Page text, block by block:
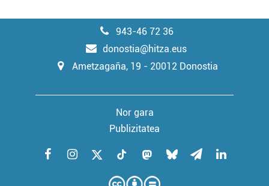
943-46 72 36
donostia@hitza.eus
Ametzagaña, 19 - 20012 Donostia
Nor gara
Publizitatea